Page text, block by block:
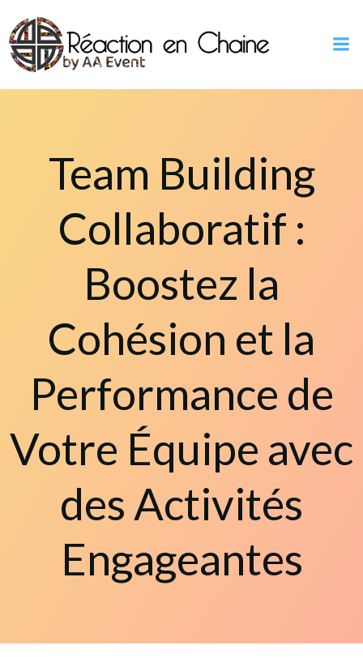
contenu
Team Building
Collaboratif :
Boostez la
Cohésion et la
Performance de
Votre Équipe avec
des Activités
Engageantes